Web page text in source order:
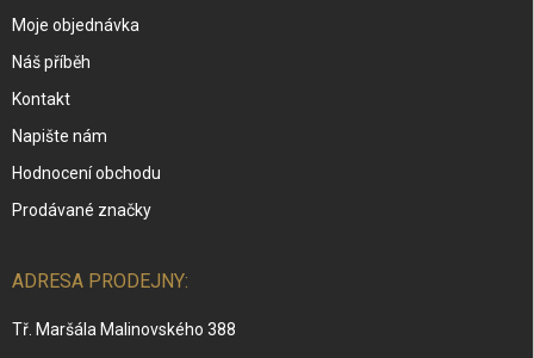
Moje objednávka
Náš příběh
Kontakt
Napište nám
Hodnocení obchodu
Prodávané značky
ADRESA PRODEJNY:
Tř. Maršála Malinovského 388